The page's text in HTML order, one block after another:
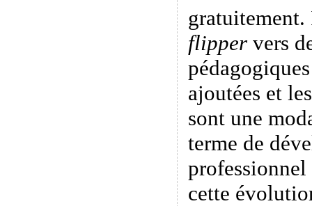
flippervers
ajoutées et
sont une
terme de
professionnel
cette